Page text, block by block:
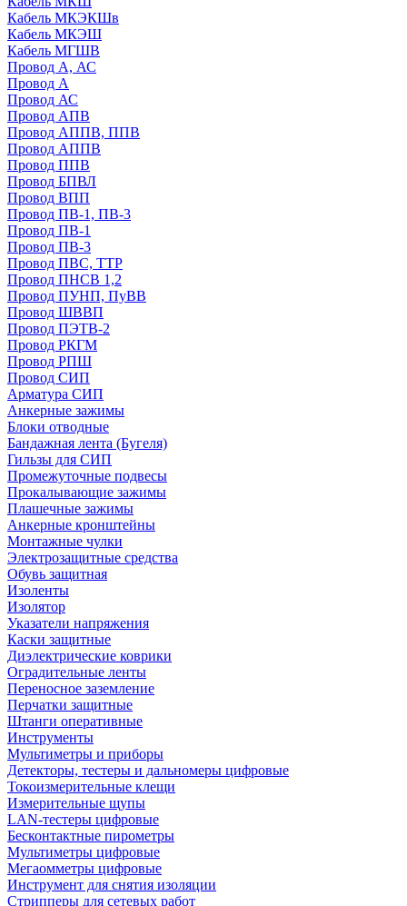
Кабель МКЭКШв
Кабель МКЭШ
Кабель МГШВ
Провод А, АС
Провод А
Провод АС
Провод АПВ
Провод АППВ, ППВ
Провод АППВ
Провод ППВ
Провод БПВЛ
Провод ВПП
Провод ПВ-1, ПВ-3
Провод ПВ-1
Провод ПВ-3
Провод ПВС, ТТР
Провод ПНСВ 1,2
Провод ПУНП, ПуВВ
Провод ШВВП
Провод ПЭТВ-2
Провод РКГМ
Провод РПШ
Провод СИП
Арматура СИП
Анкерные зажимы
Блоки отводные
Бандажная лента (Бугеля)
Гильзы для СИП
Промежуточные подвесы
Прокалывающие зажимы
Плашечные зажимы
Анкерные кронштейны
Монтажные чулки
Электрозащитные средства
Обувь защитная
Изоленты
Изолятор
Указатели напряжения
Каски защитные
Диэлектрические коврики
Оградительные ленты
Переносное заземление
Перчатки защитные
Штанги оперативные
Инструменты
Мультиметры и приборы
Детекторы, тестеры и дальномеры цифровые
Токоизмерительные клещи
Измерительные щупы
LAN-тестеры цифровые
Бесконтактные пирометры
Мультиметры цифровые
Мегаомметры цифровые
Инструмент для снятия изоляции
Стрипперы для сетевых работ